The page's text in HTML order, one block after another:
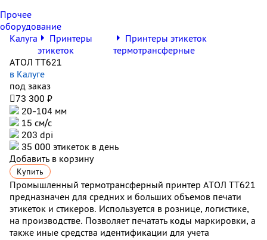
Прочее
оборудование
Калуга
Принтеры
этикеток
Принтеры этикеток
термотрансферные
АТОЛ TT621
в Калуге
под заказ
73 300 ₽
20-104 мм
15 см/с
203 dpi
35 000 этикеток в день
Добавить в корзину
Купить
Промышленный термотрансферный принтер АТОЛ ТТ621
предназначен для средних и больших объемов печати
этикеток и стикеров. Используется в рознице, логистике,
на производстве. Позволяет печатать коды маркировки, а
также иные средства идентификации для учета